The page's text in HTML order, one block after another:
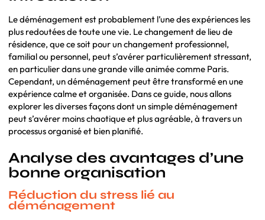
Le déménagement est probablement l’une des expériences les
plus redoutées de toute une vie. Le changement de lieu de
résidence, que ce soit pour un changement professionnel,
familial ou personnel, peut s’avérer particulièrement stressant,
en particulier dans une grande ville animée comme Paris.
Cependant, un déménagement peut être transformé en une
expérience calme et organisée. Dans ce guide, nous allons
explorer les diverses façons dont un simple déménagement
peut s’avérer moins chaotique et plus agréable, à travers un
processus organisé et bien planifié.
Analyse des avantages d’une
bonne organisation
Réduction du stress lié au
déménagement